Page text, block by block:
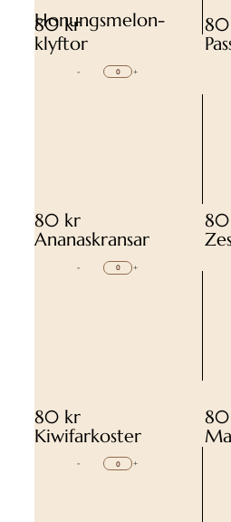
80 kr
Honungsmelon-
klyftor
- +
80 kr
Ananaskransar
- +
80 kr
Kiwifarkoster
- +